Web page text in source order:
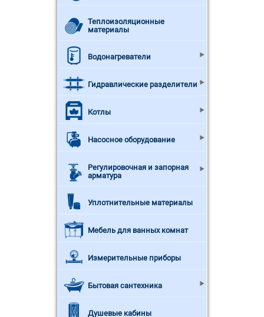
Теплоизоляционные
материалы
Водонагреватели
Гидравлические разделители
Котлы
Насосное оборудование
Регулировочная и запорная
арматура
Уплотнительные материалы
Мебель для ванных комнат
Измерительные приборы
Бытовая сантехника
Душевые кабины